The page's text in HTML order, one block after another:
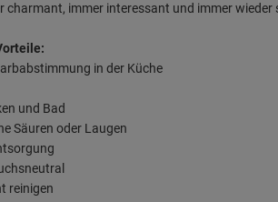
charmant, immer interessant und immer
in der Küche
und Bad
Säuren oder Laugen
reinigen